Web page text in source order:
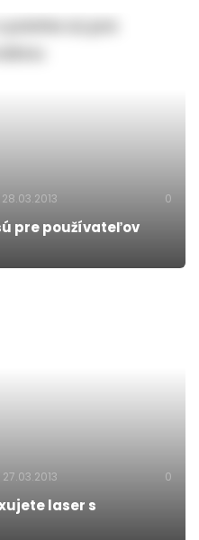
28.03.2013 0
pre používateľov
27.03.2013 0
laser s